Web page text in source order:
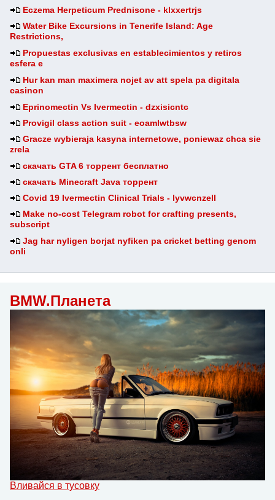
Eczema Herpeticum Prednisone - klxxertrjs
Water Bike Excursions in Tenerife Island: Age
Restrictions,
Propuestas exclusivas en establecimientos y retiros
esfera e
Hur kan man maximera nojet av att spela pa digitala
casinon
Eprinomectin Vs Ivermectin - dzxisicntc
Provigil class action suit - eoamlwtbsw
Gracze wybieraja kasyna internetowe, poniewaz chca sie
zrela
скачать GTA 6 торрент бесплатно
скачать Minecraft Java торрент
Covid 19 Ivermectin Clinical Trials - lyvwcnzell
Make no-cost Telegram robot for crafting presents,
subscript
Jag har nyligen borjat nyfiken pa cricket betting genom
onli
BMW.Планета
Вливайся в тусовку